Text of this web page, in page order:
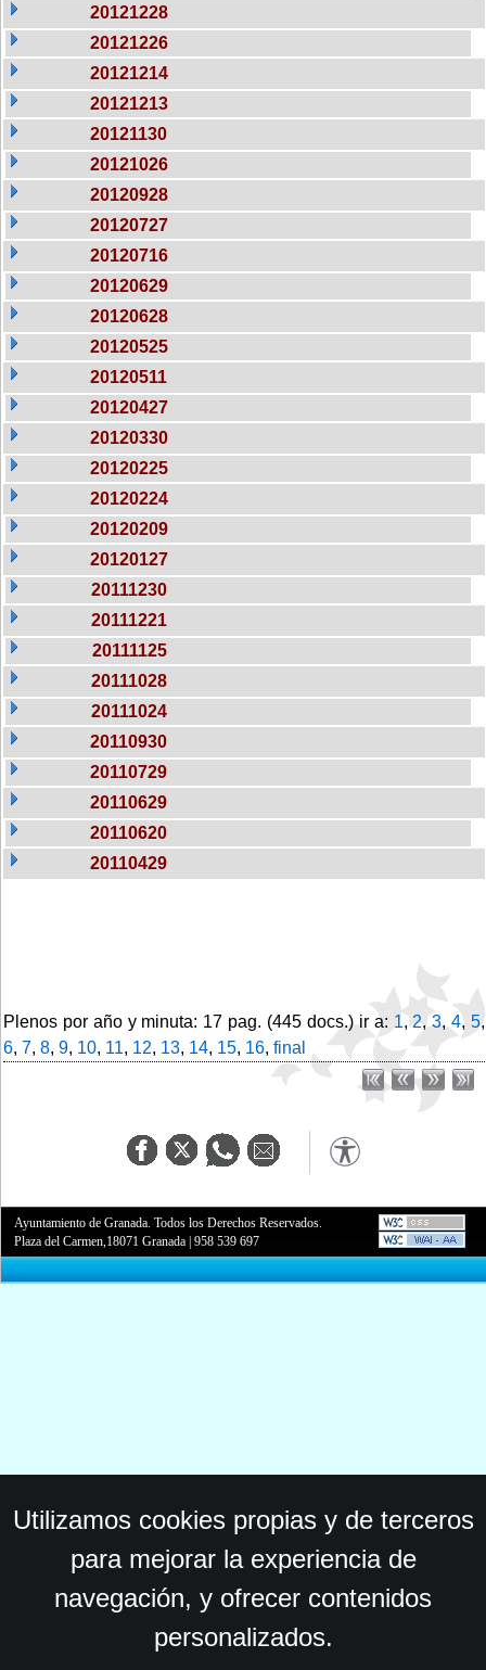
20121228
20121226
20121214
20121213
20121130
20121026
20120928
20120727
20120716
20120629
20120628
20120525
20120511
20120427
20120330
20120225
20120224
20120209
20120127
20111230
20111221
20111125
20111028
20111024
20110930
20110729
20110629
20110620
20110429
Plenos por año y minuta: 17 pag. (445 docs.) ir a: 1,2,3,4,5,
6, 7, 8, 9, 10, 11, 12, 13, 14, 15, 16, final
Ayuntamiento de Granada. Todos los Derechos Reservados.
Plaza del Carmen,18071 Granada |958 539 697
Utilizamos cookies propias y de terceros
para mejorar la experiencia de
navegación, y ofrecer contenidos
personalizados.